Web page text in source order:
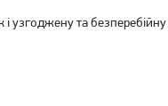
узгоджену та